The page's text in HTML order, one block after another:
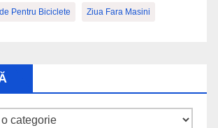
Pentru Biciclete Ziua Fara Masini